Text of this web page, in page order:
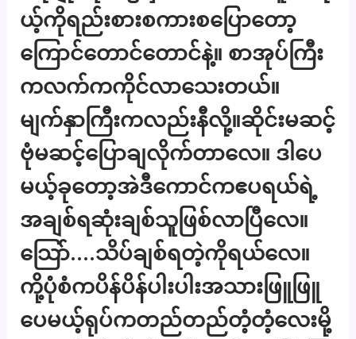
ယ့်ကိုရည်းစားစကားစပြောတော့
ကြောင်တောင်တောင်နဲ့။ စာအုပ်ကြီး
ကလက်ကကိုင်လာသေးတယ်။
မျက်နှာကြီးကလည်းနီလို့။ဆိုင်းမဆင့်
ဗုံမဆင့်ပြောချလိုက်တာလေ။ ဒါပေ
မယ့်ခုတော့အဲဒီကောင်ကဧပရယ်ရဲ့
အချစ်ရဆုံးချစ်သူဖြစ်လာပြီလေ။
သြော်….သိပ်ချစ်ရတဲ့ကိုရယ်လေ။
ကို့ပုံစံကပိန်ပိန်ပါးပါးအသားဖြူဖြူ
ပေမယ့်ရုပ်ကတည်တည်တံ့တံ့လေးမို့